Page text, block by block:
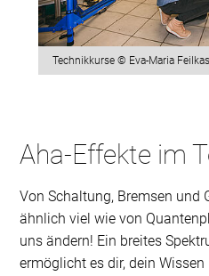
Technikkurse © Eva-Maria Feilkas
Aha-Effekte im
Von Schaltung, Bremsen und
ähnlich viel wie von
uns ändern! Ein breites
ermöglicht es dir, dein